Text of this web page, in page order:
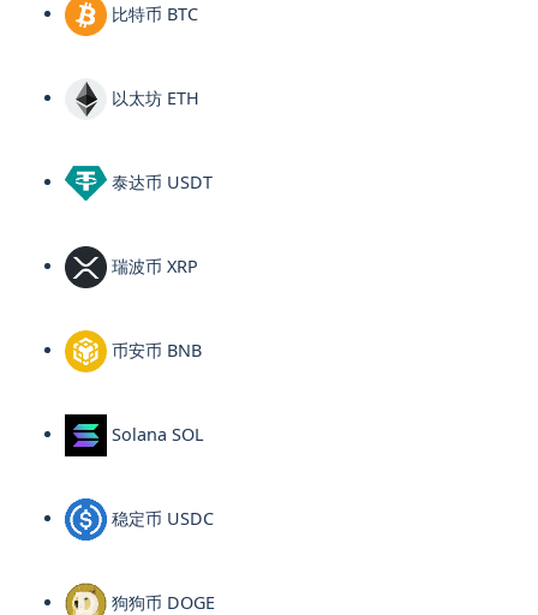
比特币 BTC
以太坊 ETH
泰达币 USDT
瑞波币 XRP
币安币 BNB
Solana SOL
稳定币 USDC
狗狗币 DOGE